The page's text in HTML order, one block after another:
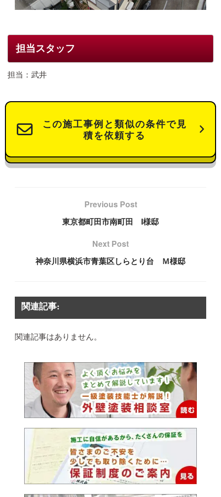
担当スタッフ
担当：武井
この施工事例と類似の条件で見
積を依頼する
Previous Post
東京都町田市南町田 I様邸
Next Post
神奈川県横浜市青葉区しらとり台 Ｍ様邸
関連記事:
関連記事はありません。